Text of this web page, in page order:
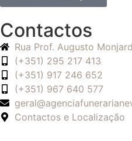
Contactos
Rua Prof. Augusto
(+351) 295 217 413
(+351) 917 246 652
(+351) 967 640 577
Contactos e Localização